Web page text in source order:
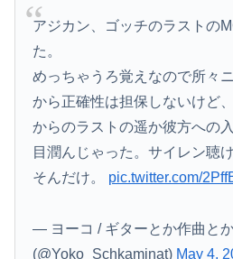
アジカン、ゴッチのラストの
た。
めっちゃうろ覚えなので所々
から正確性は担保しないけど
からのラストの遥か彼方への
目潤んじゃった。サイレン聴
そんだけ。 pic.twitter.com/
— ヨーコ / ギターとか作曲と
(@Yoko_Schkaminat) May 4,